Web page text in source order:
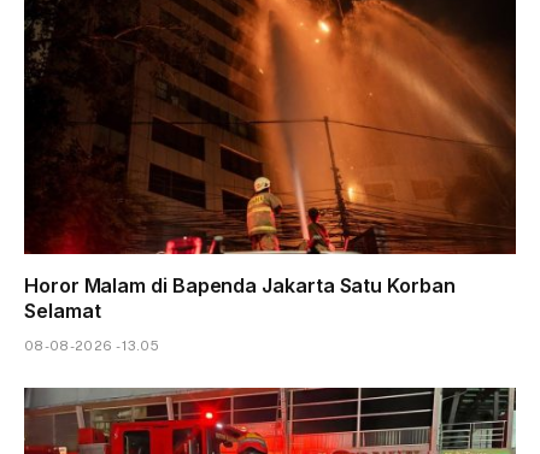
Horor Malam di Bapenda Jakarta Satu Korban
Selamat
08-08-2026 - 13.05